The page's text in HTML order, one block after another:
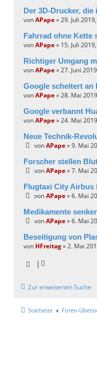
Der 3D-Drucker,
vonAPape» 29. Juli
Fahrrad ohne Kette
vonAPape» 15. Juli
Richtiger Umgang
vonAPape» 27. Juni
Google scheitert an
vonAPape» 28. Mai
Google verbannt
vonAPape» 24. Mai
Neue Technik-
vonAPape» 9. Mai
Forscher stellen
vonAPape» 7. Mai
Flugtaxi City Airbus
vonAPape» 6. Mai
Medikamente
vonAPape» 6. Mai
Beseitigung von
von HFreitag» 2. Mai
Zur erweiterten Suche
Startseite Foren-